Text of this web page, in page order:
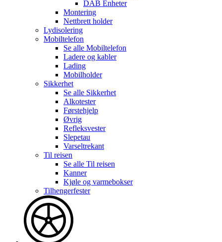
DAB Enheter
Montering
Nettbrett holder
Lydisolering
Mobiltelefon
Se alle Mobiltelefon
Ladere og kabler
Lading
Mobilholder
Sikkerhet
Se alle Sikkerhet
Alkotester
Førstehjelp
Øvrig
Refleksvester
Slepetau
Varseltrekant
Til reisen
Se alle Til reisen
Kanner
Kjøle og varmebokser
Tilhengerfester